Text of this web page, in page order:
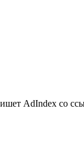
AdIndex со